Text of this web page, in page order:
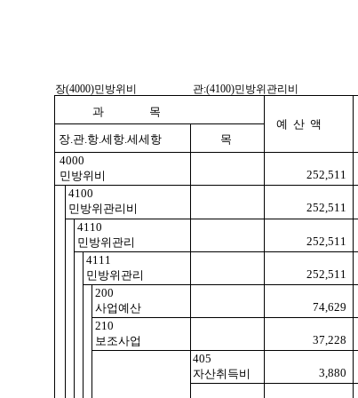
장(4000)민방위비 관:(4100)민방위관리비
과 목
예 산 액
장.관.항.세항.세세항
목
4000
민방위비
252,511
4100
민방위관리비
252,511
4110
민방위관리
252,511
4111
민방위관리
252,511
200
사업예산
74,629
210
보조사업
37,228
405
자산취득비
3,880